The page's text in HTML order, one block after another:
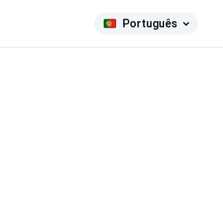
Português